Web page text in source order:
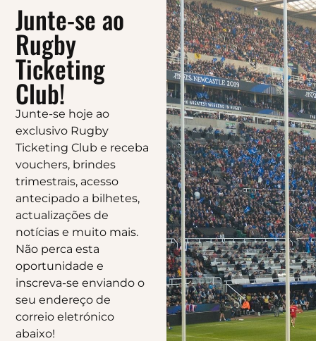
Junte-se ao
Rugby
Ticketing
Club!
Junte-se hoje ao
exclusivo Rugby
Ticketing Club e receba
vouchers, brindes
trimestrais, acesso
antecipado a bilhetes,
actualizações de
notícias e muito mais.
Não perca esta
oportunidade e
inscreva-se enviando o
seu endereço de
correio eletrónico
abaixo!